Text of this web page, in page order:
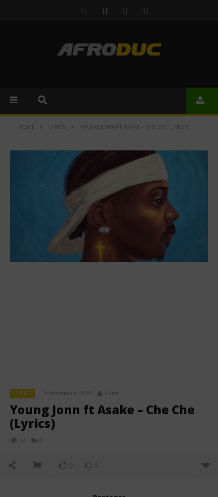
HOME LYRICS YOUNG JONN FT ASAKE – CHE CHE (LYRICS)
LYRICS 9 décembre 2025 Stone
Young Jonn ft Asake – Che Che
(Lyrics)
34 0
0 0